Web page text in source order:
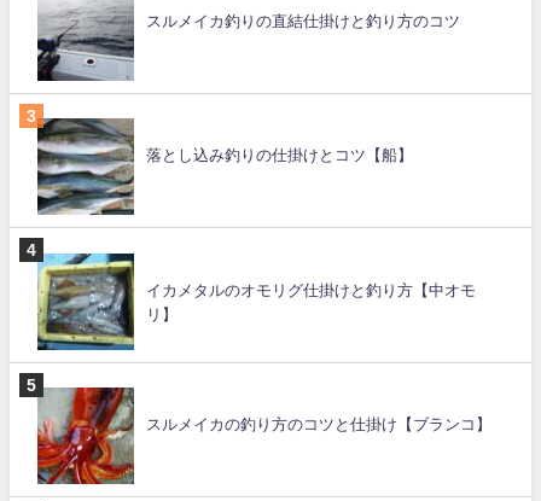
スルメイカ釣りの直結仕掛けと釣り方のコツ
落とし込み釣りの仕掛けとコツ【船】
イカメタルのオモリグ仕掛けと釣り方【中オモ
リ】
スルメイカの釣り方のコツと仕掛け【ブランコ】